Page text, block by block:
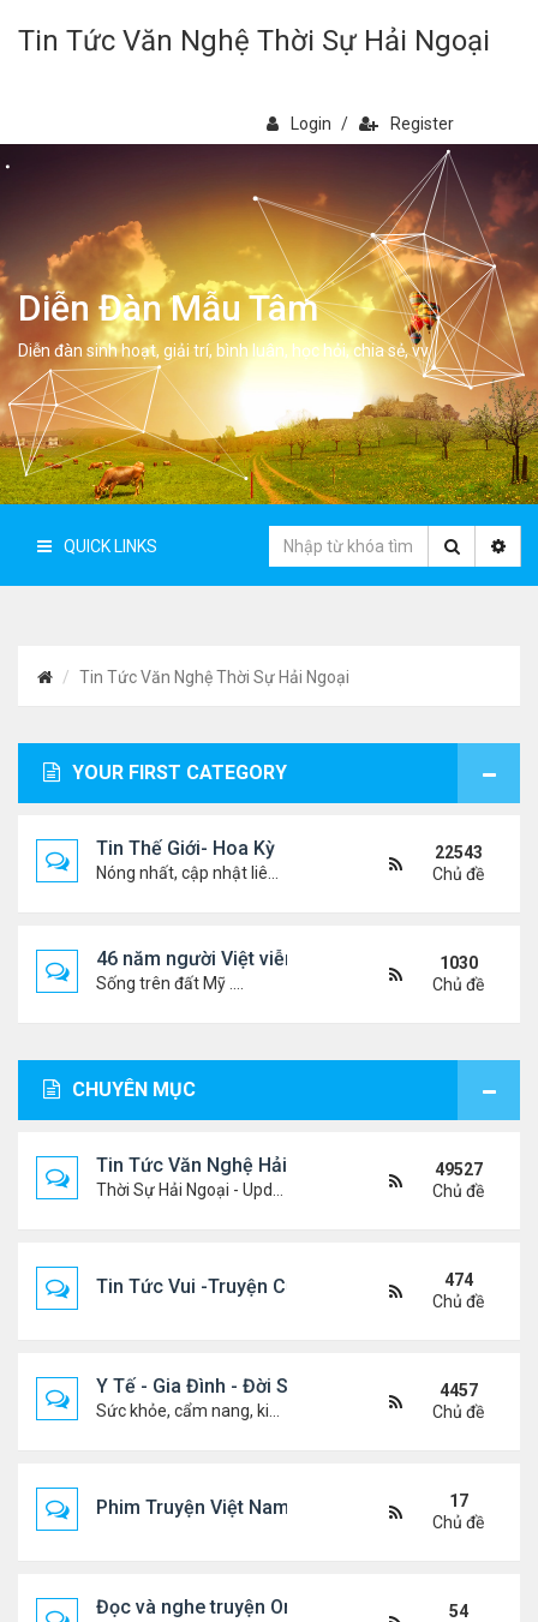
Tin Tức Văn Nghệ Thời Sự Hải Ngoại
Login / Register
Diễn Đàn Mẫu Tâm
Diễn đàn sinh hoạt, giải trí, bình luân, học hỏi, chia sẻ, vv.
QUICK LINKS
Tin Tức Văn Nghệ Thời Sự Hải Ngoại
YOUR FIRST CATEGORY
Tin Thế Giới- Hoa Kỳ
22543
Chủ đề
46 năm người Việt viễn xứ
Sống trên đất Mỹ ....
1030
Chủ đề
CHUYÊN MỤC
Tin Tức Văn Nghệ Hải Ngoại
49527
Chủ đề
Tin Tức Vui -Truyện Cười- Video Hài
474
Chủ đề
Y Tế - Gia Đình - Đời Sống
4457
Chủ đề
Phim Truyện Việt Nam Online
17
Chủ đề
Đọc và nghe truyện Online
54